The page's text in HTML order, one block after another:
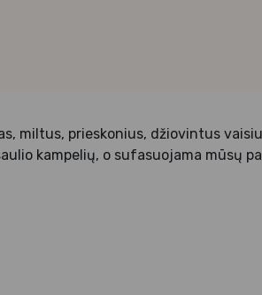
miltus, prieskonius, džiovintus
kampelių, o sufasuojama mūsų